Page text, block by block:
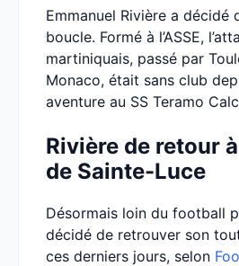
Emmanuel Rivière a décidé
boucle. Formé à l’ASSE,
martiniquais, passé par
Monaco, était sans club
aventure au SS Teramo
Rivière de retour
de Sainte-Luce
Désormais loin du football
décidé de retrouver son
ces derniers jours, selon